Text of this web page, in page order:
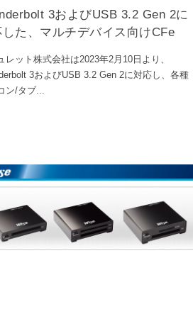
3およびUSB 3.2 Gen 2に
した、マルチデバイス向けCFe
レット株式会社は2023年2月10日より、
3およびUSB 3.2 Gen 2に対応し、各種
ン/タブ...